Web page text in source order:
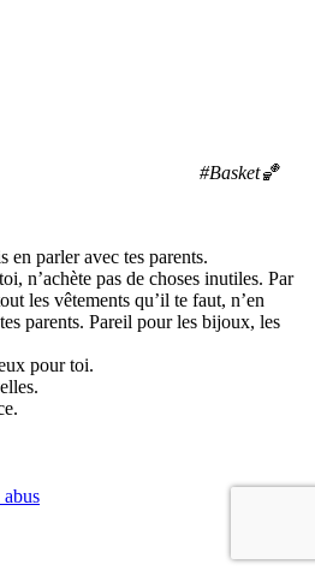
#Basket🏀
en parler avec tes parents.
n’achète pas de choses inutiles. Par
les vêtements qu’il te faut, n’en
parents. Pareil pour les bijoux, les
pour toi.